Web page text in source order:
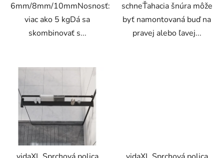
6mm/8mm/10mmNosnosť:
viac ako 5 kgDá sa
skombinovať s...
schneŤahacia šnúra môže
byť namontovaná buď na
pravej alebo ľavej...